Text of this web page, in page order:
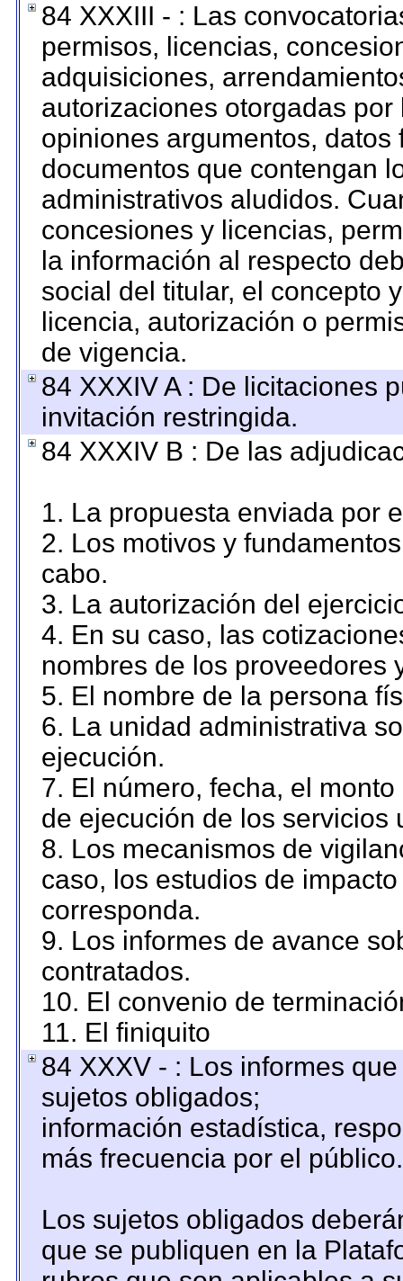
84 XXXIII - : Las
permisos, licencias,
adquisiciones,
autorizaciones otorgadas
opiniones argumentos,
documentos que contengan
administrativos aludidos.
concesiones y licencias,
la información al respecto
social del titular, el concepto
licencia, autorización o
de vigencia.
84 XXXIV A : De licitaciones
invitación restringida.
84 XXXIV B : De las
1. La propuesta enviada por
2. Los motivos y
cabo.
3. La autorización del
4. En su caso, las
nombres de los proveedores
5. El nombre de la persona
6. La unidad administrativa
ejecución.
7. El número, fecha, el
de ejecución de los servicios
8. Los mecanismos de
caso, los estudios de
corresponda.
9. Los informes de avance
contratados.
10. El convenio de
11. El finiquito
84 XXXV - : Los informes
sujetos obligados;
información estadística,
más frecuencia por el público.
Los sujetos obligados
que se publiquen en la